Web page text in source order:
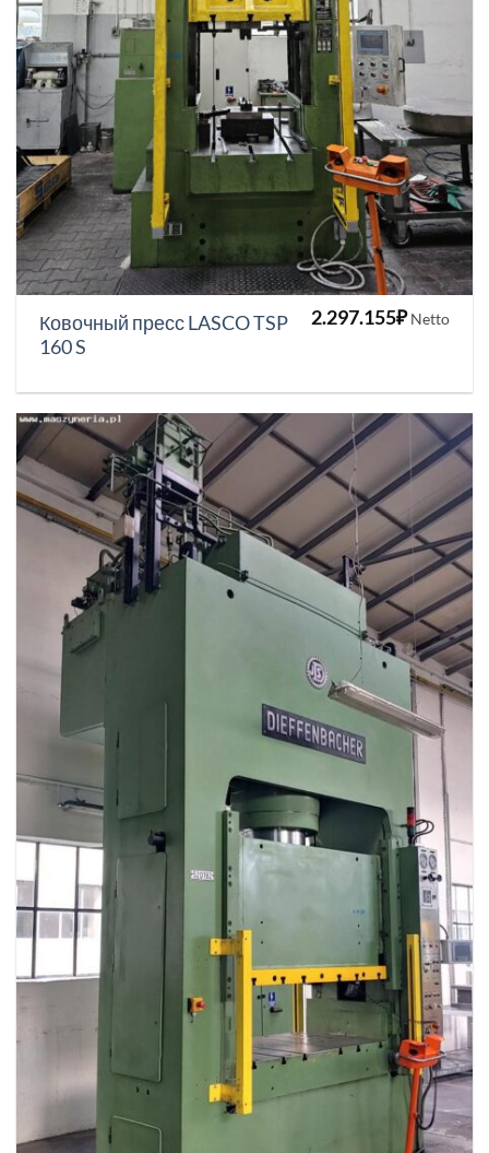
Ковочный пресс LASCO TSP
160 S
2.297.155₽ Netto